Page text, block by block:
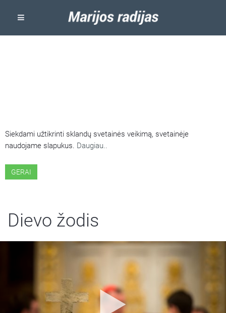
Siekdami užtikrinti sklandų svetainės veikimą, svetainėje
naudojame slapukus. Daugiau..
GERAI
Dievo žodis